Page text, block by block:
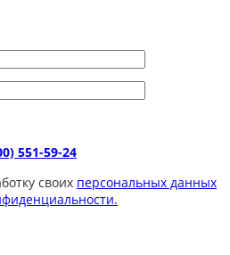
551-59-24
своих персональных данных